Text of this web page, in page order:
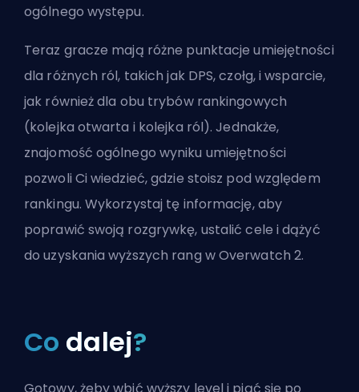
ogólnego występu.
Teraz gracze mają różne punktacje umiejętności
dla różnych ról, takich jak DPS,czołg, iwsparcie,
jak również dla obu trybów rankingowych
(kolejka otwarta i kolejka ról). Jednakże,
znajomość ogólnego wyniku umiejętności
pozwoli Ci wiedzieć, gdzie stoisz pod względem
rankingu. Wykorzystaj tę informację, aby
poprawić swoją rozgrywkę, ustalić cele i dążyć
do uzyskania wyższych rang w Overwatch 2.
Co dalej?